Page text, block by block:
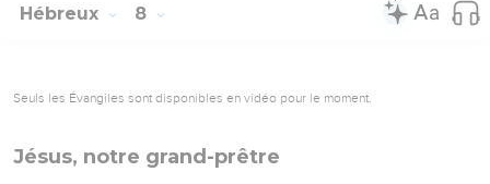
Hébreux 8
Seuls les Évangiles sont disponibles en vidéo pour le moment.
Jésus, notre grand-prêtre